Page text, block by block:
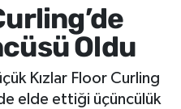
Oldu
Kızlar Floor Curling
elde ettiği üçüncülük